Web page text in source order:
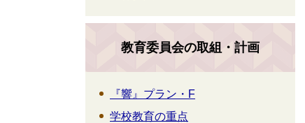
教育委員会の取組・計画
『響』プラン・F
学校教育の重点